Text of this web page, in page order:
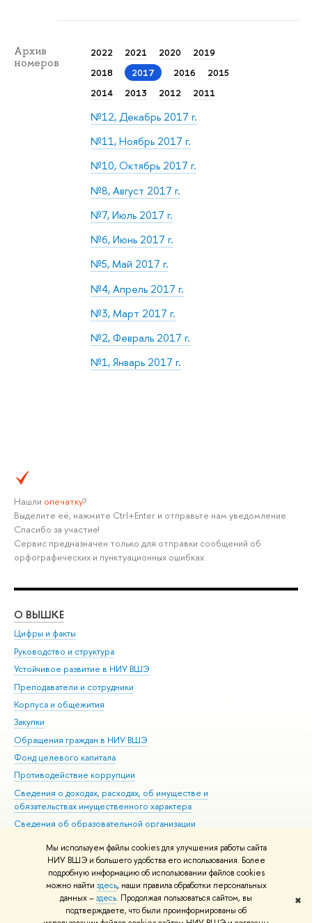
Мы используем файлы cookies для улучшения работы сайта
НИУ ВШЭ и большего удобства его использования. Более
подробную информацию об использовании файлов cookies
можно найти здесь, наши правила обработки персональных
данных –здесь. Продолжая пользоваться сайтом, вы
подтверждаете, что были проинформированы об
✖
Архив
номеров
2022 2021 2020
2019
2018
2017 2016
2015
2014
2013 2012 2011
№12, Декабрь 2017 г.
№11, Ноябрь 2017 г.
№10, Октябрь 2017 г.
№8, Август 2017 г.
№7, Июль 2017 г.
№6, Июнь 2017 г.
№5, Май 2017 г.
№4, Апрель 2017 г.
№3, Март 2017 г.
№2, Февраль 2017 г.
№1, Январь 2017 г.
Нашли опечатку?
Выделите её, нажмите Ctrl+Enter и отправьте нам уведомление.
Спасибо за участие!
Сервис предназначен только для отправки сообщений об
орфографических и пунктуационных ошибках.
О ВЫШКЕ
Цифры и факты
Руководство и структура
Устойчивое развитие в НИУ ВШЭ
Преподаватели и сотрудники
Корпуса и общежития
Закупки
Обращения граждан в НИУ ВШЭ
Фонд целевого капитала
Противодействие коррупции
Сведения о доходах, расходах, об имуществе и
обязательствах имущественного характера
Сведения об образовательной организации
Людям с ограниченными возможностями здоровья
Единая платежная страница
Работа в Вышке